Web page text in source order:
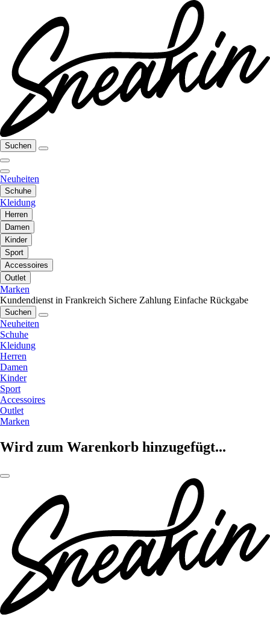
Suchen
Neuheiten
Schuhe
Kleidung
Herren
Damen
Kinder
Sport
Accessoires
Outlet
Marken
Kundendienst in Frankreich Sichere Zahlung Einfache Rückgabe
Suchen
Neuheiten
Schuhe
Kleidung
Herren
Damen
Kinder
Sport
Accessoires
Outlet
Marken
Wird zum Warenkorb hinzugefügt...